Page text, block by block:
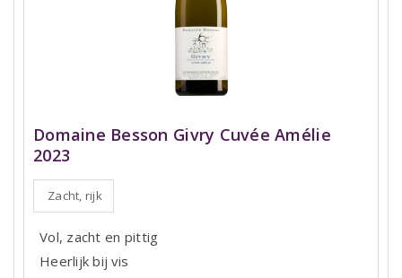
Domaine Besson Givry Cuvée Amélie
2023
Zacht, rijk
Vol, zacht en pittig
Heerlijk bij vis